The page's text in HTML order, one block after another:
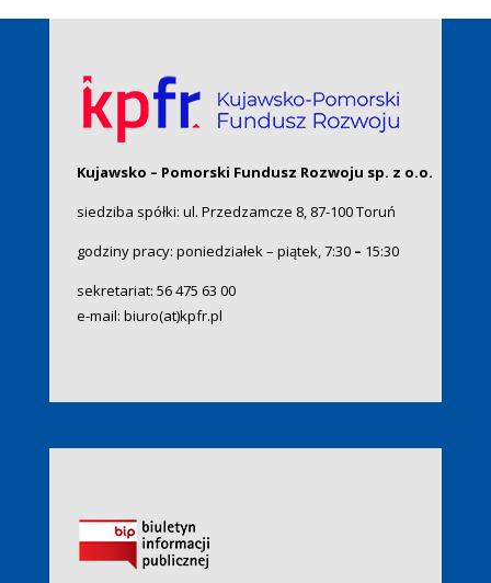
Kujawsko – Pomorski Fundusz Rozwoju sp. z o.o.
siedziba spółki: ul. Przedzamcze 8, 87-100 Toruń
godziny pracy: poniedziałek – piątek, 7:30– 15:30
sekretariat: 56 475 63 00
e-mail: biuro(at)kpfr.pl